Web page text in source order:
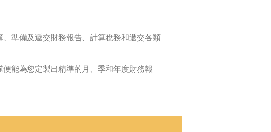
準備及遞交財務報告、計算稅務和遞交各類
能為您定製出精準的月、季和年度財務報